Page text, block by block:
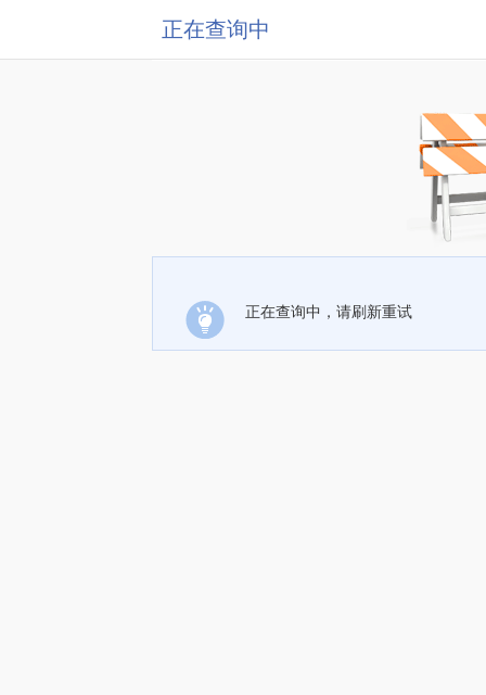
正在查询中
正在查询中，请刷新重试